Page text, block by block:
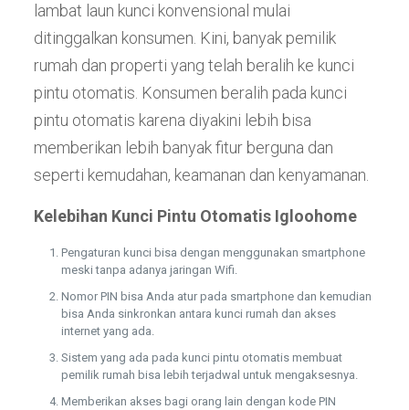
lambat laun kunci konvensional mulai
ditinggalkan konsumen. Kini, banyak pemilik
rumah dan properti yang telah beralih ke kunci
pintu otomatis. Konsumen beralih pada kunci
pintu otomatis karena diyakini lebih bisa
memberikan lebih banyak fitur berguna dan
seperti kemudahan, keamanan dan kenyamanan.
Kelebihan Kunci Pintu Otomatis Igloohome
Pengaturan kunci bisa dengan menggunakan smartphone
meski tanpa adanya jaringan Wifi.
Nomor PIN bisa Anda atur pada smartphone dan kemudian
bisa Anda sinkronkan antara kunci rumah dan akses
internet yang ada.
Sistem yang ada pada kunci pintu otomatis membuat
pemilik rumah bisa lebih terjadwal untuk mengaksesnya.
Memberikan akses bagi orang lain dengan kode PIN